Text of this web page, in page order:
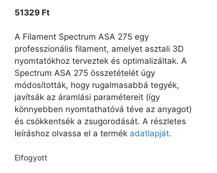
51329 Ft
A Filament Spectrum ASA 275 egy
professzionális filament, amelyet asztali 3D
nyomtatókhoz terveztek és optimalizáltak. A
Spectrum ASA 275 összetételét úgy
módosították, hogy rugalmasabbá tegyék,
javítsák az áramlási paramétereit (így
könnyebben nyomtathatóvá téve az anyagot)
és csökkentsék a zsugorodását. A részletes
leíráshoz olvassa el a termék adatlapját.
Elfogyott